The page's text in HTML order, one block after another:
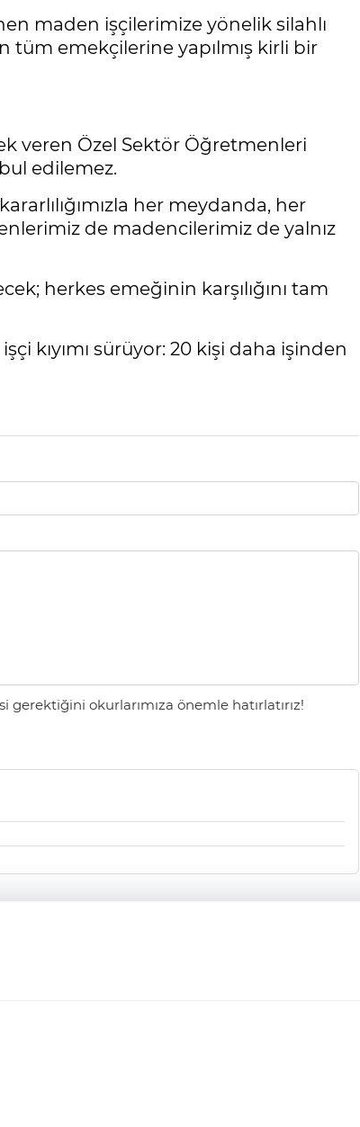
maden işçilerimize yönelik silahlı
tüm emekçilerine yapılmış kirli bir
veren Özel Sektör Öğretmenleri
edilemez.
her meydanda, her
de madencilerimiz de yalnız
herkes emeğinin karşılığını tam
kıyımı sürüyor: 20 kişi daha işinden
okurlarımıza önemle hatırlatırız!